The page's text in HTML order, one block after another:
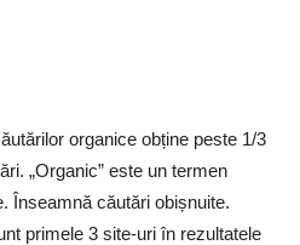
organice obține peste 1/3
„Organic” este un termen
Înseamnă căutări obișnuite.
primele 3 site-uri în rezultatele